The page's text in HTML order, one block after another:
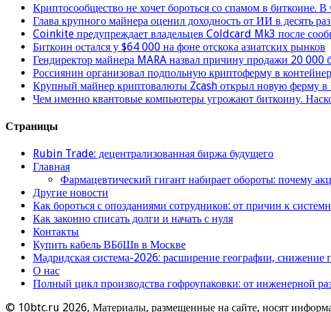
Криптосообщество не хочет бороться со спамом в биткоине.
Глава крупного майнера оценил доходность от ИИ в десять
Coinkite предупреждает владельцев Coldcard Mk3 после
Биткоин остался у $64 000 на фоне отскока азиатских рынков
Гендиректор майнера MARA назвал причину продажи 20 000
Россиянин организовал подпольную криптоферму в
Крупный майнер криптовалюты Zcash открыл новую ферму в
Чем именно квантовые компьютеры угрожают биткоину.
Страницы
Rubin Trade: децентрализованная биржа будущего
Главная
Фармацевтический гигант набирает обороты: почему
Другие новости
Как бороться с опозданиями сотрудников: от причин к
Как законно списать долги и начать с нуля
Контакты
Купить кабель ВБбШв в Москве
Мадридская система-2026: расширение географии,
О нас
Полный цикл производства гофроупаковки: от инженерной
© 10btc.ru 2026, Материалы, размещенные на сайте, носят